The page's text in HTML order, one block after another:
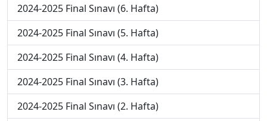
2024-2025 Final Sınavı (6. Hafta)
2024-2025 Final Sınavı (5. Hafta)
2024-2025 Final Sınavı (4. Hafta)
2024-2025 Final Sınavı (3. Hafta)
2024-2025 Final Sınavı (2. Hafta)